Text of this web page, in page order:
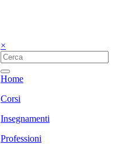
×
Home
Corsi
Insegnamenti
Professioni